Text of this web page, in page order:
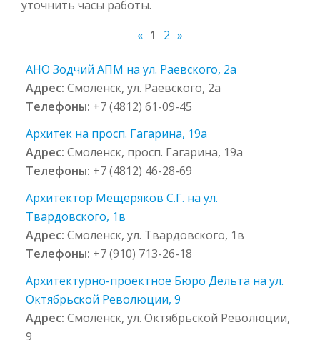
уточнить часы работы.
« 1 2 »
АНО Зодчий АПМ на ул. Раевского, 2а
Адрес:Смоленск, ул. Раевского, 2а
Телефоны: +7 (4812) 61-09-45
Архитек на просп. Гагарина, 19а
Адрес:Смоленск, просп. Гагарина, 19а
Телефоны: +7 (4812) 46-28-69
Архитектор Мещеряков С.Г. на ул.
Твардовского, 1в
Адрес:Смоленск, ул. Твардовского, 1в
Телефоны: +7 (910) 713-26-18
Архитектурно-проектное Бюро Дельта на ул.
Октябрьской Революции, 9
Адрес:Смоленск, ул. Октябрьской Революции,
9